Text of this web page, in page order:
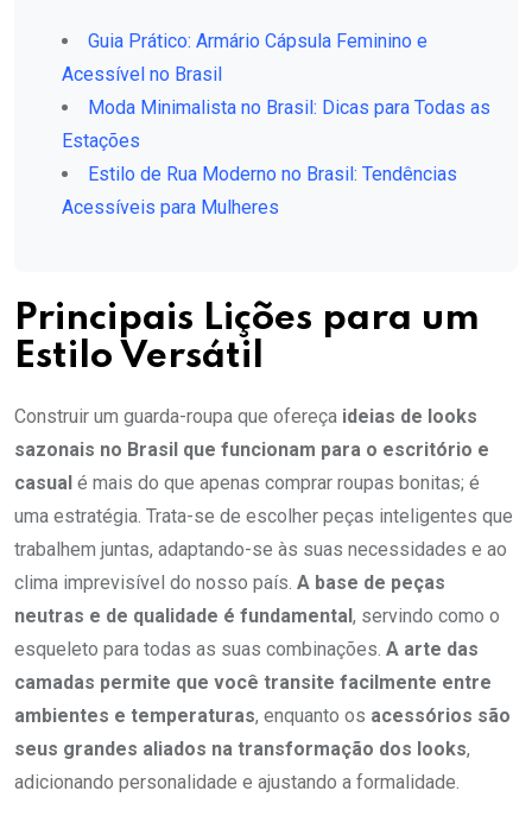
Guia Prático: Armário Cápsula Feminino e
Acessível no Brasil
Moda Minimalista no Brasil: Dicas para Todas as
Estações
Estilo de Rua Moderno no Brasil: Tendências
Acessíveis para Mulheres
Principais Lições para um
Estilo Versátil
Construir um guarda-roupa que ofereça ideias de looks
sazonais no Brasil que funcionam para o escritório e
casual é mais do que apenas comprar roupas bonitas; é
uma estratégia. Trata-se de escolher peças inteligentes que
trabalhem juntas, adaptando-se às suas necessidades e ao
clima imprevisível do nosso país. A base de peças
neutras e de qualidade é fundamental, servindo como o
esqueleto para todas as suas combinações. A arte das
camadas permite que você transite facilmente entre
ambientes e temperaturas, enquanto os acessórios são
seus grandes aliados na transformação dos looks,
adicionando personalidade e ajustando a formalidade.